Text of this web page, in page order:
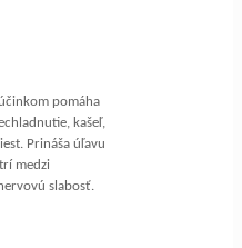
pomáha
kašeľ,
Prináša úľavu
medzi
slabosť.